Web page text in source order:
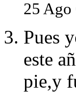
25 Ago
Pues
este
pie,y